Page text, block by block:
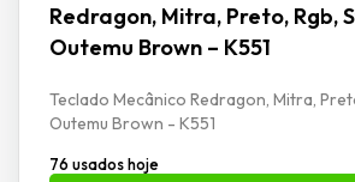
Redragon, Mitra, Preto, Rgb,
Outemu Brown – K551
Teclado Mecânico Redragon, Mitra,
Outemu Brown - K551
76 usados hoje